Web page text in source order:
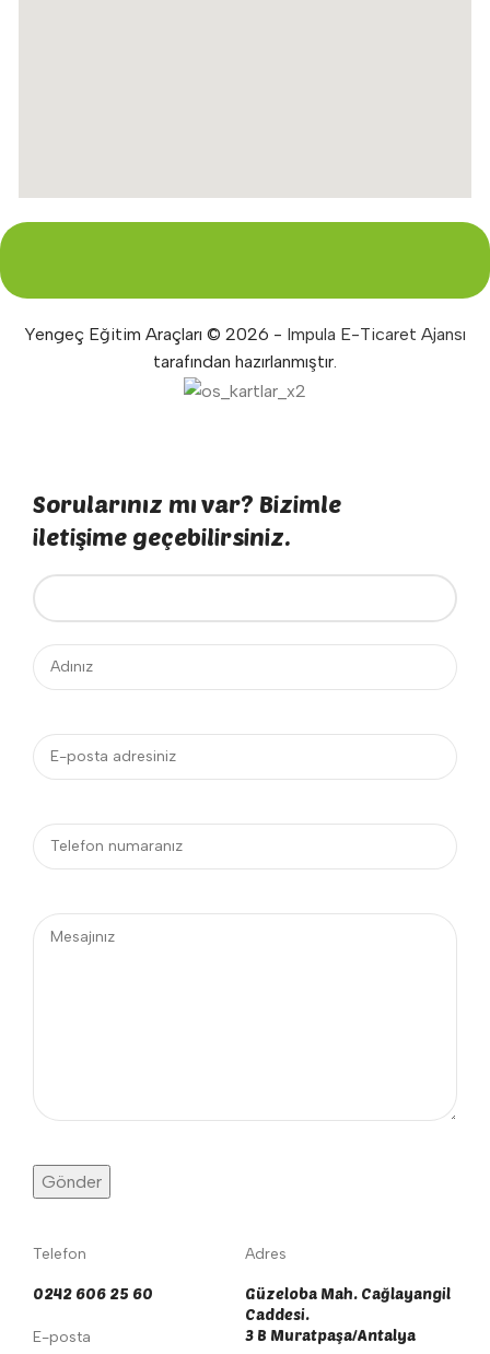
Yengeç Eğitim Araçları © 2026 - Impula E-Ticaret Ajansı
tarafından hazırlanmıştır.
Sorularınız mı var? Bizimle
iletişime geçebilirsiniz.
Telefon
0242 606 25 60
E-posta
Adres
Güzeloba Mah. Cağlayangil
Caddesi.
3 B Muratpaşa/Antalya